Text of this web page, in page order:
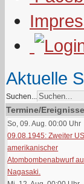
Aktuelle
Suchen...
Termine/Ereignisse
So, 09. Aug. 00:00 Uhr
09.08.1945: Zweiter
amerikanischer
Atombombenabwurf
Nagasaki.